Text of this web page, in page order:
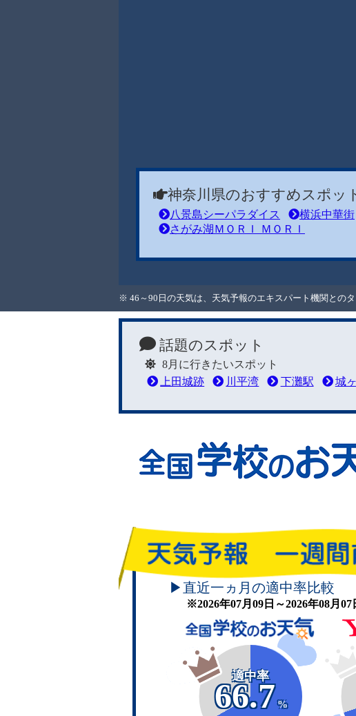
神奈川県のおすすめスポッ
八景島シーパラダイス 横浜中華街
さがみ湖ＭＯＲＩ ＭＯＲＩ
※ 46～90日の天気は、天気予報のエキスパート機関との
話題のスポット
8月に行きたいスポット
上田城跡
川平湾 下灘駅 城
▶直近一ヵ月の適中率比較
※2026年07月09日～2026年08月
適中率
66.7
%